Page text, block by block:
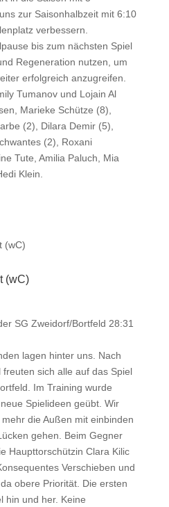
zur Saisonhalbzeit mit 6:10
verbessern.
bis zum nächsten Spiel
Regeneration nutzen, um
erfolgreich anzugreifen.
Tumanov und Lojain Al
Marieke Schütze (8),
(2), Dilara Demir (5),
(2), Roxani
Tute, Amilia Paluch, Mia
Klein.
(wC)
SG Zweidorf/Bortfeld 28:31
lagen hinter uns. Nach
sich alle auf das Spiel
Im Training wurde
Spielideen geübt. Wir
die Außen mit einbinden
gehen. Beim Gegner
Haupttorschützin Clara Kilic
Verschieben und
obere Priorität. Die ersten
hin und her. Keine